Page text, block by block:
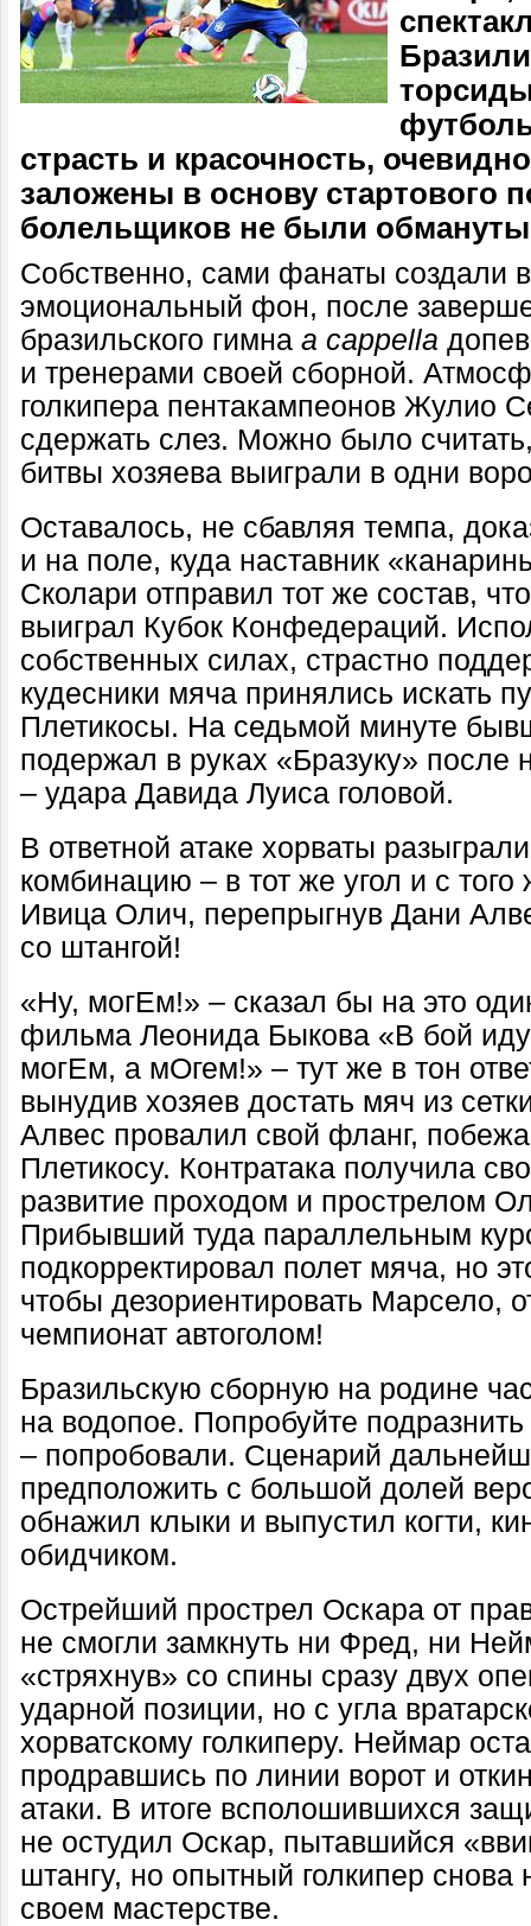
страсть и красочность,
заложены в основу стартового
болельщиков не были
Собственно, сами фанаты создали
эмоциональный фон, после
бразильского гимна a cappella
и тренерами своей сборной.
голкипера пентакампеонов Жулио
сдержать слез. Можно было
битвы хозяева выиграли в одни
Оставалось, не сбавляя темпа,
и на поле, куда наставник
Сколари отправил тот же состав,
выиграл Кубок Конфедераций.
собственных силах, страстно
кудесники мяча принялись искать
Плетикосы. На седьмой минуте
подержал в руках «Бразуку» после
– удара Давида Луиса головой.
В ответной атаке хорваты
комбинацию – в тот же угол и с того
Ивица Олич, перепрыгнув Дани
со штангой!
«Ну, могЕм!» – сказал бы на это
фильма Леонида Быкова «В бой
могЕм, а мОгем!» – тут же в тон
вынудив хозяев достать мяч из
Алвес провалил свой фланг,
Плетикосу. Контратака получила
развитие проходом и прострелом
Прибывший туда параллельным
подкорректировал полет мяча, но
чтобы дезориентировать Марсело,
чемпионат автоголом!
Бразильскую сборную на родине
на водопое. Попробуйте
– попробовали. Сценарий
предположить с большой долей
обнажил клыки и выпустил когти,
обидчиком.
Острейший прострел Оскара от
не смогли замкнуть ни Фред, ни
«стряхнув» со спины сразу двух
ударной позиции, но с угла
хорватскому голкиперу. Неймар
продравшись по линии ворот и
атаки. В итоге всполошившихся
не остудил Оскар, пытавшийся
штангу, но опытный голкипер снова
своем мастерстве.